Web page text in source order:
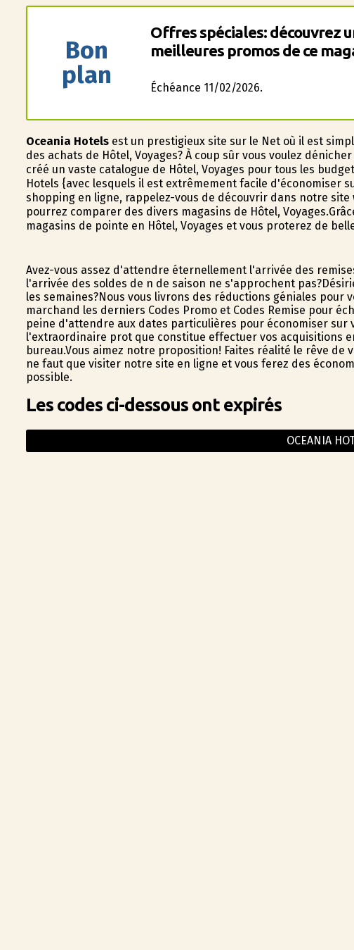
Bon
plan
Offres spéciales: découvrez
meilleures promos de ce
Échéance 11/02/2026.
Oceania Hotelsest un prestigieux site sur le Net où il est
des achats de Hôtel, Voyages? À coup sûr vous voulez
créé un vaste catalogue de Hôtel, Voyages pour tous les
Hotels {avec lesquels il est extrêmement facile d'économiser
shopping en ligne, rappelez-vous de découvrir dans notre
pourrez comparer des divers magasins de Hôtel,
magasins de pointe en Hôtel, Voyages et vous profiterez de
Avez-vous assez d'attendre éternellement l'arrivée des
l'arrivée des soldes de fin de saison ne s'approchent
les semaines?Nous vous livrons des réductions géniales
marchand les derniers Codes Promo et Codes Remise pour
peine d'attendre aux dates particulières pour économiser sur
l'extraordinaire profit que constitue effectuer vos acquisitions
bureau.Vous aimez notre proposition! Faites réalité le rêve de
ne faut que visiter notre site en ligne et vous ferez des
possible.
Les codes ci-dessous ont expirés
OCEANIA